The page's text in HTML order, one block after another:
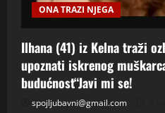
ONA TRAZI NJEGA
Ilhana (41) iz Kelna traži
upoznati iskrenog
budućnost“Javi mi se!
spojljubavni@gmail.com